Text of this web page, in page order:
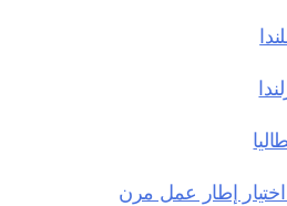
اختيار إطار عمل مرن